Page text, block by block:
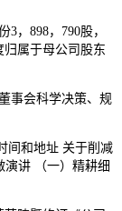
，898，790股，
归属于母公司股东
事会科学决策、规
间和地址 关于削减
演讲 （一）精耕细